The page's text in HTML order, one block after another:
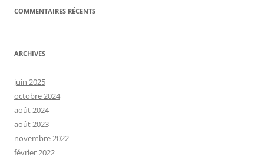
COMMENTAIRES RÉCENTS
ARCHIVES
juin 2025
octobre 2024
août 2024
août 2023
novembre 2022
février 2022